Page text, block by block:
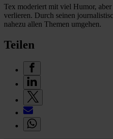
Tex moderiert mit viel Humor,
verlieren. Durch seinen
nahezu allen Themen umgehen.
Teilen